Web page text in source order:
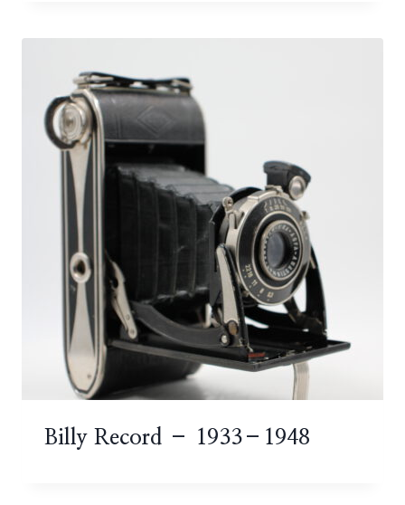
Billy Record – 1933–1948